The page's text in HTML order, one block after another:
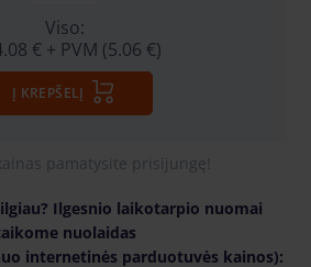
Viso:
€ + PVM (5.06 €)
Į KREPŠELĮ
pamatysite prisijungę!
Ilgesnio laikotarpio nuomai
nuolaidas
internetinės parduotuvės kainos):